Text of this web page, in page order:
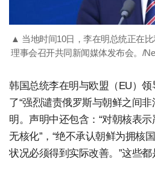
▲ 当地时间10日，李在明总统正在比
理事会召开共同新闻媒体发布会。/
韩国总统李在明与欧盟（EU）
了“强烈谴责俄罗斯与朝鲜之间
明。声明中还包含：“对朝核表示
无核化”，“绝不承认朝鲜为拥核
状况必须得到实际改善。”这些都